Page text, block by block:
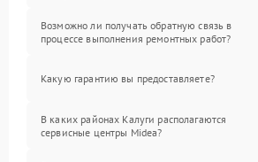
Возможно ли получать обратную связь в
процессе выполнения ремонтных работ?
Какую гарантию вы предоставляете?
В каких районах Калуги располагаются
сервисные центры Midea?